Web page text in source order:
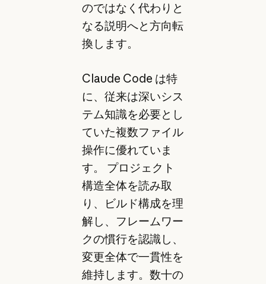
のではなく代わりと
なる説明へと方向転
換します。
Claude Code は特
に、従来は深いシス
テム知識を必要とし
ていた複数ファイル
操作に優れていま
す。 プロジェクト
構造全体を読み取
り、ビルド構成を理
解し、フレームワー
クの慣行を認識し、
変更全体で一貫性を
維持します。数十の